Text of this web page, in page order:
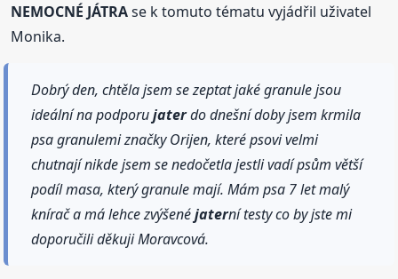
NEMOCNÉ JÁTRAse k tomuto tématu vyjádřil uživatel
Monika.
Dobrý den, chtěla jsem se zeptat jaké granule jsou
ideální na podporujaterdo dnešní doby jsem krmila
psa granulemi značky Orijen, které psovi velmi
chutnají nikde jsem se nedočetla jestli vadí psům větší
podíl masa, který granule mají. Mám psa 7 let malý
knírač a má lehce zvýšenéjaterní testy co by jste mi
doporučili děkuji Moravcová.